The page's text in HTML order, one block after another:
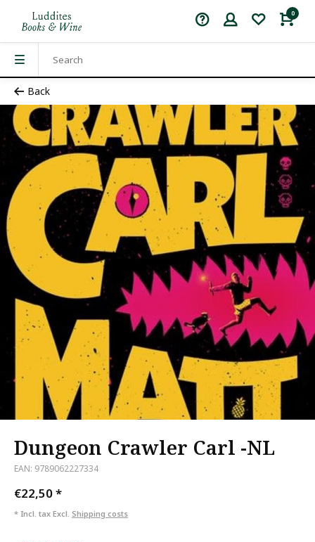
0
Back
Dungeon Crawler Carl -NL
EAN: 9789062227334
€22,50*
* Incl. tax Excl. Shipping costs